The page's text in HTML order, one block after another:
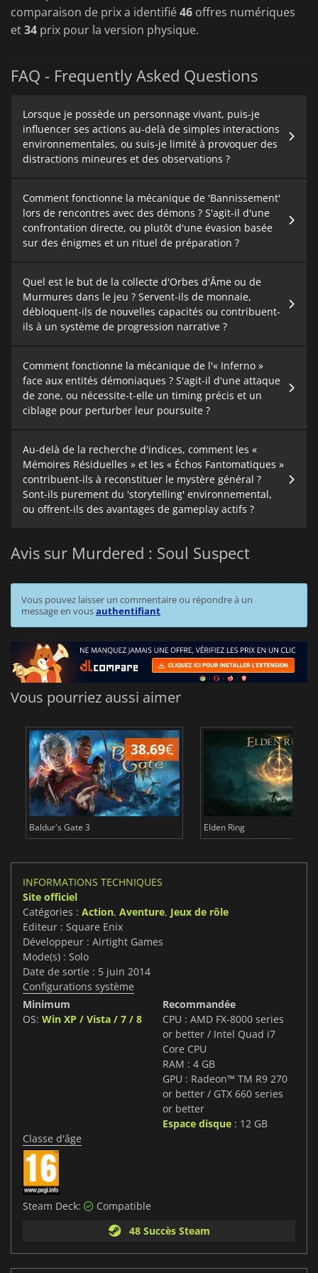
comparaison de prix a identifié46 offres numériques
et34 prix pour la version physique.
FAQ - Frequently Asked Questions
Lorsque je possède un personnage vivant, puis-je
influencer ses actions au-delà de simples interactions
environnementales, ou suis-je limité à provoquer des
distractions mineures et des observations ?
Comment fonctionne la mécanique de 'Bannissement'
lors de rencontres avec des démons ? S'agit-il d'une
confrontation directe, ou plutôt d'une évasion basée
sur des énigmes et un rituel de préparation ?
Quel est le but de la collecte d'Orbes d'Âme ou de
Murmures dans le jeu ? Servent-ils de monnaie,
débloquent-ils de nouvelles capacités ou contribuent-
ils à un système de progression narrative ?
Comment fonctionne la mécanique de l'« Inferno »
face aux entités démoniaques ? S'agit-il d'une attaque
de zone, ou nécessite-t-elle un timing précis et un
ciblage pour perturber leur poursuite ?
Au-delà de la recherche d'indices, comment les «
Mémoires Résiduelles » et les « Échos Fantomatiques »
contribuent-ils à reconstituer le mystère général ?
Sont-ils purement du 'storytelling' environnemental,
ou offrent-ils des avantages de gameplay actifs ?
Avis sur Murdered : Soul Suspect
Vous pouvez laisser un commentaire ou répondre à un
message en vousauthentifiant
Vous pourriez aussi aimer
38.69€
Baldur's Gate 3 Elden Ring
INFORMATIONS TECHNIQUES
Site officiel
Catégories : Action, Aventure, Jeux de rôle
Editeur : Square Enix
Développeur : Airtight Games
Mode(s) : Solo
Date de sortie : 5 juin 2014
Configurations système
Minimum
OS: Win XP / Vista / 7 / 8
Recommandée
CPU : AMD FX-8000 series
or better / Intel Quad i7
Core CPU
RAM : 4 GB
GPU : Radeon™ TM R9 270
or better / GTX 660 series
or better
Espace disque : 12 GB
Classe d'âge
Steam Deck:
Compatible
48 Succès Steam